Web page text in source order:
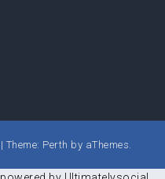
| Theme: Perth by aThemes.